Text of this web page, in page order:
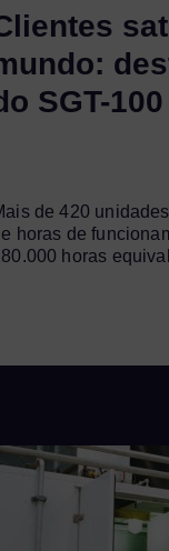
SGT-100
de 420
horas de
horas